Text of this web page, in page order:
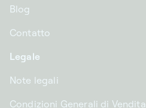
Blog
Contatto
Legale
Note legali
Condizioni Generali di Vendita